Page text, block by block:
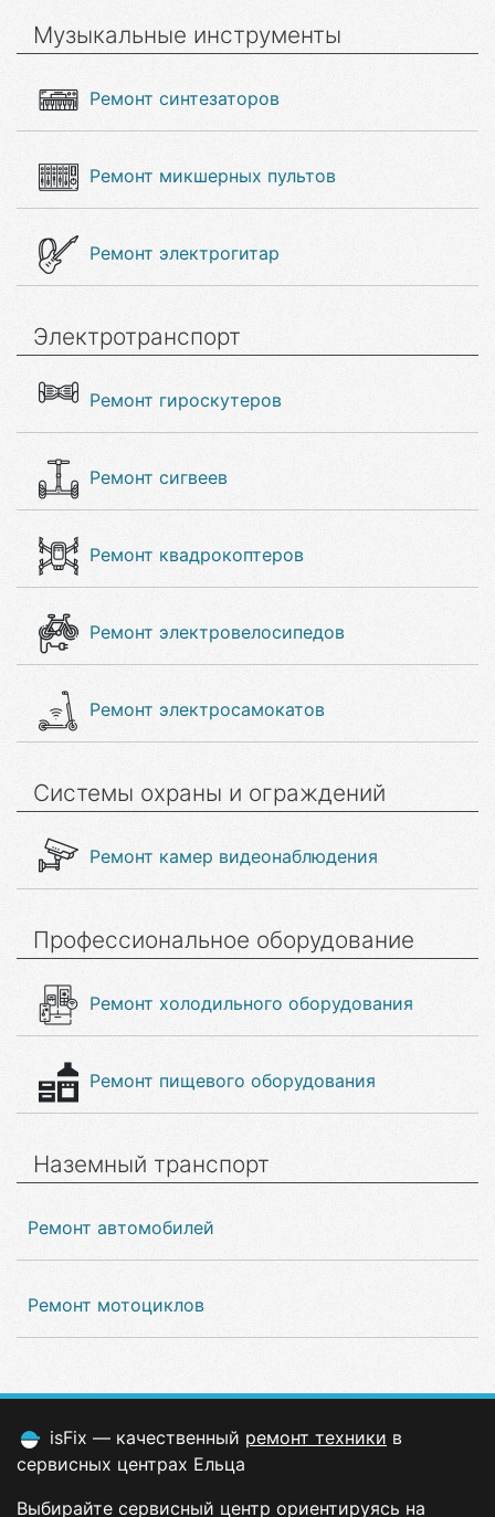
Музыкальные инструменты
Ремонт синтезаторов
Ремонт микшерных пультов
Ремонт электрогитар
Электротранспорт
Ремонт гироскутеров
Ремонт сигвеев
Ремонт квадрокоптеров
Ремонт электровелосипедов
Ремонт электросамокатов
Системы охраны и ограждений
Ремонт камер видеонаблюдения
Профессиональное оборудование
Ремонт холодильного оборудования
Ремонт пищевого оборудования
Наземный транспорт
Ремонт автомобилей
Ремонт мотоциклов
isFix — качественный ремонт техники в
сервисных центрах Ельца
Выбирайте сервисный центр ориентируясь на